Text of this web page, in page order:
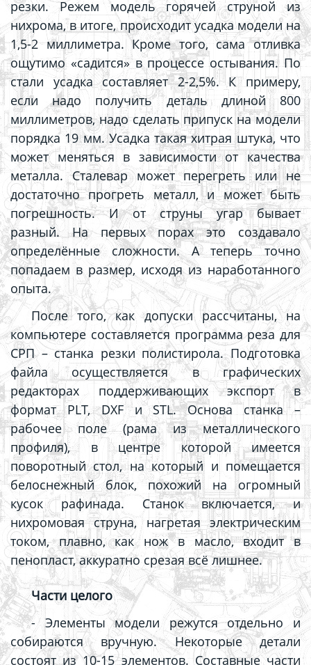
резки. Режем модель горячей струной из
нихрома, в итоге, происходит усадка модели на
1,5-2 миллиметра. Кроме того, сама отливка
ощутимо «садится» в процессе остывания. По
стали усадка составляет 2-2,5%. К примеру,
если надо получить деталь длиной 800
миллиметров, надо сделать припуск на модели
порядка 19 мм. Усадка такая хитрая штука, что
может меняться в зависимости от качества
металла. Сталевар может перегреть или не
достаточно прогреть металл, и может быть
погрешность. И от струны угар бывает
разный. На первых порах это создавало
определённые сложности. А теперь точно
попадаем в размер, исходя из наработанного
опыта.
После того, как допуски рассчитаны, на
компьютере составляется программа реза для
СРП – станка резки полистирола. Подготовка
файла осуществляется в графических
редакторах поддерживающих экспорт в
формат PLT, DXF и STL. Основа станка –
рабочее поле (рама из металлического
профиля), в центре которой имеется
поворотный стол, на который и помещается
белоснежный блок, похожий на огромный
кусок рафинада. Станок включается, и
нихромовая струна, нагретая электрическим
током, плавно, как нож в масло, входит в
пенопласт, аккуратно срезая всё лишнее.
Части целого
- Элементы модели режутся отдельно и
собираются вручную. Некоторые детали
состоят из 10-15 элементов. Составные части